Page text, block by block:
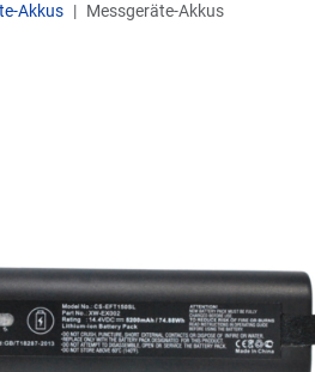
Akkus Messgeräte-Akkus